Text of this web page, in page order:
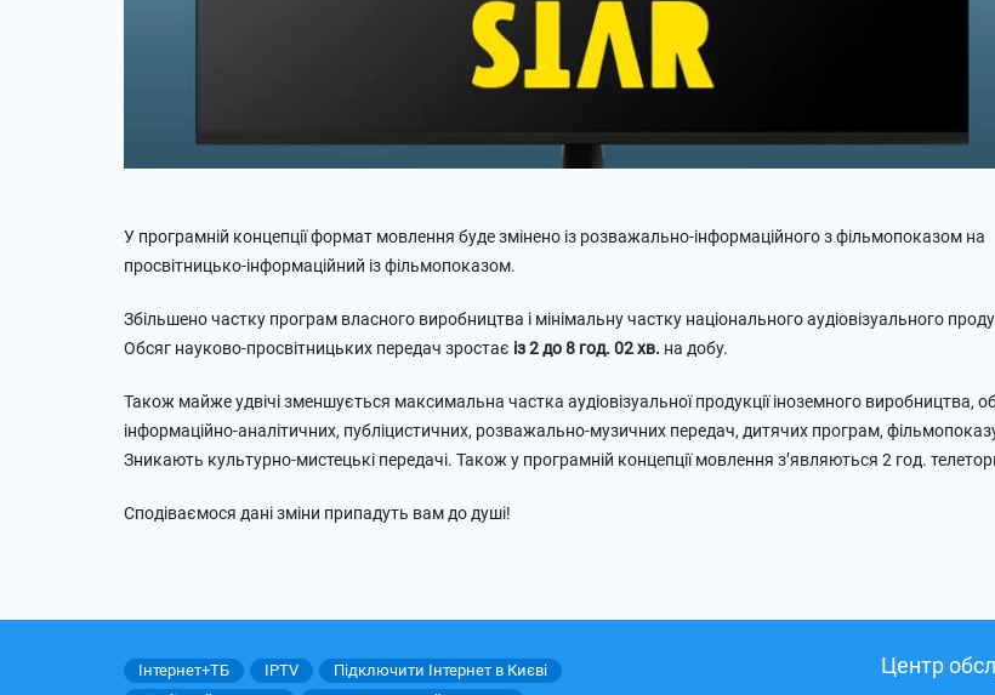
У програмній концепції формат мовлення буде змінено із розважально-інформаційного з фільмопоказом на
просвітницько-інформаційний із фільмопоказом.
Збільшено частку програм власного виробництва і мінімальну частку національного аудіовізуального
Обсяг науково-просвітницьких передач зростає із 2 до 8 год. 02 хв. на добу.
Також майже удвічі зменшується максимальна частка аудіовізуальної продукції іноземного виробництва,
інформаційно-аналітичних, публіцистичних, розважально-музичних передач, дитячих програм,
Зникають культурно-мистецькі передачі. Також у програмній концепції мовлення з’являються 2 год.
Сподіваємося дані зміни припадуть вам до душі!
Центр
Інтернет+ТБ IPTV
Підключити Інтернет в Києві